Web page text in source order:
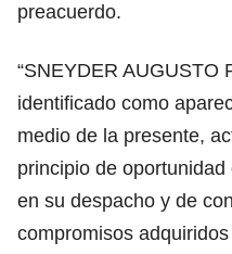
preacuerdo.
“SNEYDER AUGUSTO
identificado como
medio de la presente,
principio de
en su despacho y de
compromisos